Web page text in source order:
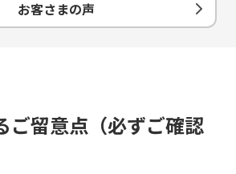
お客さまの声
ご留意点（必ずご確認